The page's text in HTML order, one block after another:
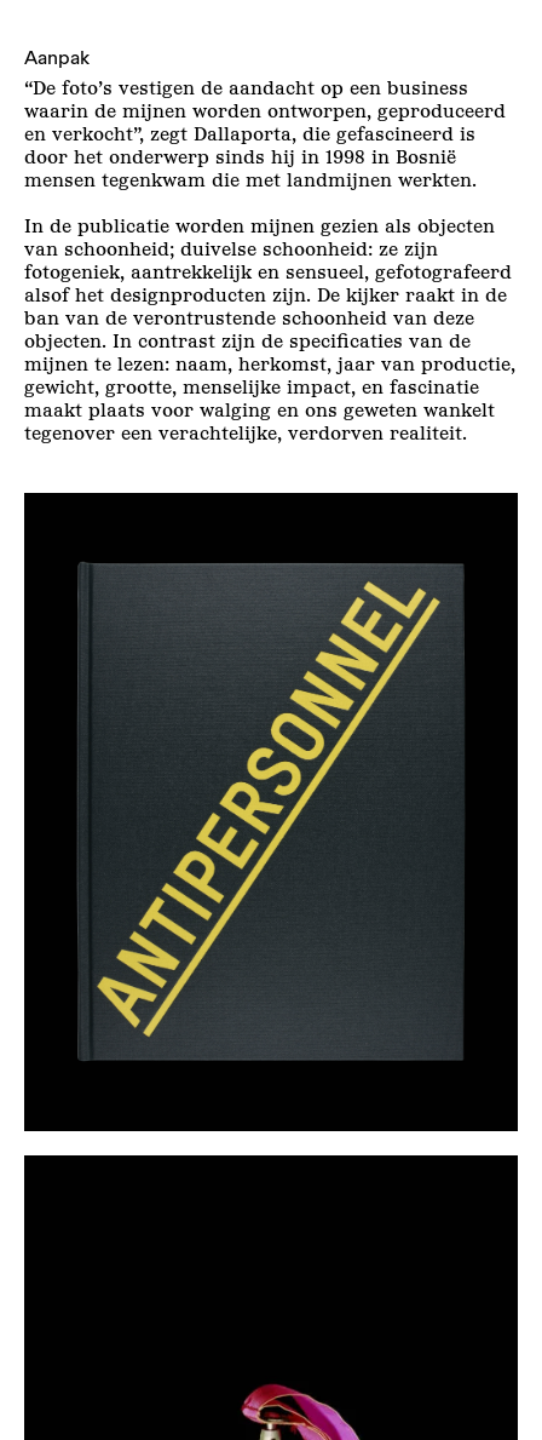
Aanpak
“De foto’s vestigen de aandacht op een business
waarin de mijnen worden ontworpen, geproduceerd
en verkocht”, zegt Dallaporta, die gefascineerd is
door het onderwerp sinds hij in 1998 in Bosnië
mensen tegenkwam die met landmijnen werkten.
In de publicatie worden mijnen gezien als objecten
van schoonheid; duivelse schoonheid: ze zijn
fotogeniek, aantrekkelijk en sensueel, gefotografeerd
alsof het designproducten zijn. De kijker raakt in de
ban van de verontrustende schoonheid van deze
objecten. In contrast zijn de specificaties van de
mijnen te lezen: naam, herkomst, jaar van productie,
gewicht, grootte, menselijke impact, en fascinatie
maakt plaats voor walging en ons geweten wankelt
tegenover een verachtelijke, verdorven realiteit.